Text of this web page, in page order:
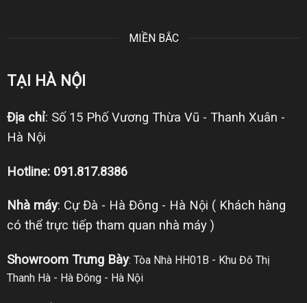
MIỀN BẮC
TẠI HÀ NỘI
Địa chỉ: Số 15 Phố Vương Thừa Vũ - Thanh Xuân -
Hà Nội
Hotline: 091.817.8386
Nhà máy: Cự Đà - Hà Đông - Hà Nội ( Khách hàng
có thể trực tiếp tham quan nhà máy )
Showroom Trưng Bày: Tòa Nhà HH01B - Khu Đô Thị
Thanh Hà - Hà Đông - Hà Nội